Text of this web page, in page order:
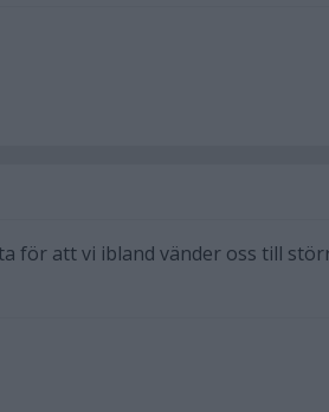
för att vi ibland vänder oss till